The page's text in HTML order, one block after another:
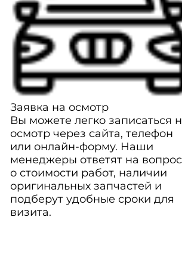
Заявка на осмотр
Вы можете легко записаться
осмотр через сайта, телефон
или онлайн-форму. Наши
менеджеры ответят на
о стоимости работ, наличии
оригинальных запчастей и
подберут удобные сроки для
визита.